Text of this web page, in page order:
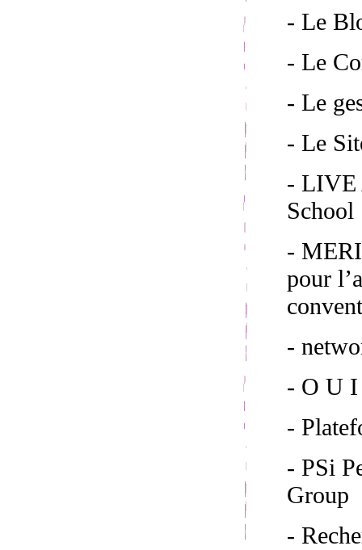
- Le
- Le
- Le
- Le
- LIVE
School
-
pour
-
- O U I
-
- PSi
Group
-